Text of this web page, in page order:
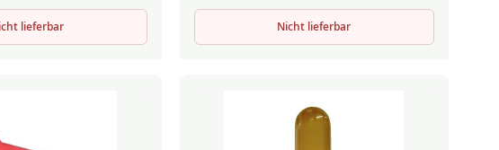
lieferbar Nicht lieferbar